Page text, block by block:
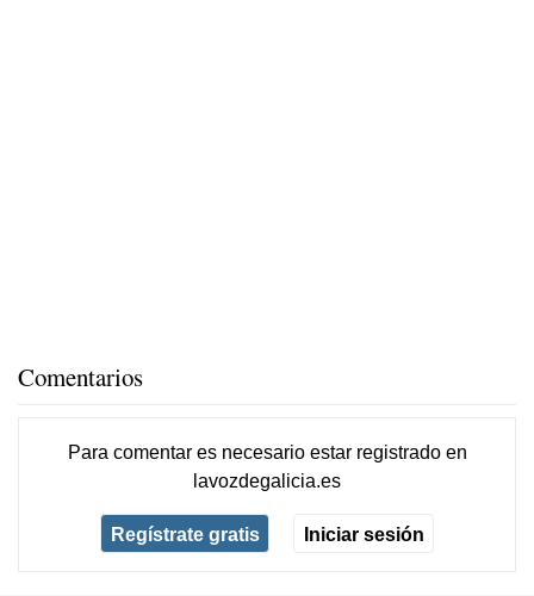
Comentarios
Para comentar es necesario estar registradoen
lavozdegalicia.es
Regístrate gratis Iniciar sesión